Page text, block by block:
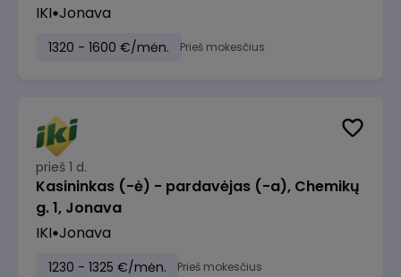
IKI Jonava
1320 - 1600 €/mėn. Prieš mokesčius
prieš 1 d.
Kasininkas (-ė) - pardavėjas (-a), Chemikų
g. 1, Jonava
IKI Jonava
1230 - 1325 €/mėn. Prieš mokesčius